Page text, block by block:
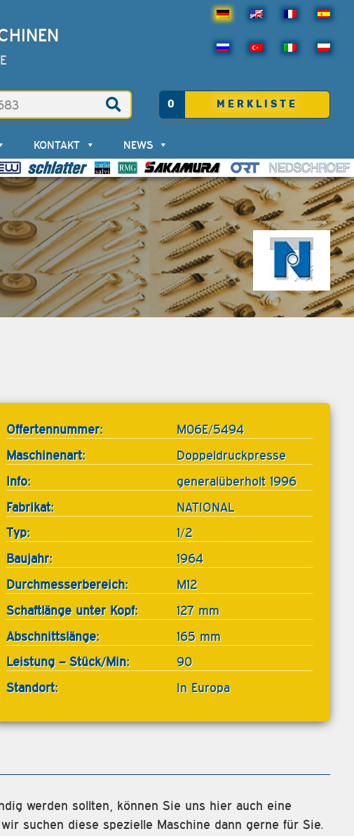
0 MERKLISTE
KONTAKT NEWS
Offertennummer:
M06E/5494
Maschinenart:
Doppeldruckpresse
Info:
generalüberholt 1996
Fabrikat:
NATIONAL
Typ:
1/2
Baujahr:
1964
Durchmesserbereich:
M12
Schaftlänge unter Kopf:
127 mm
Abschnittslänge:
165 mm
Leistung – Stück/Min:
90
Standort:
In Europa
werden sollten, können Sie uns hier auch eine
suchen diese spezielle Maschine dann gerne für Sie.